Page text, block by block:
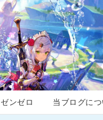
ゼンゼロ 当ブログに